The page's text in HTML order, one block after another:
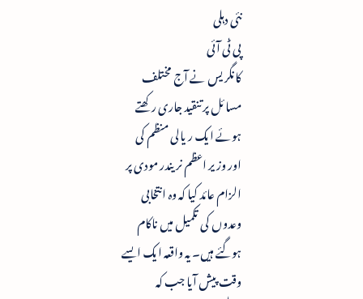
نئی دہلی
پی ٹی آئی
کانگریس نے آج مختلف
مسائل پر تنقید جاری رکھتے
ہوئے ایک ریالی منظم کی
اور وزیر اعظم نریندر مودی پر
الزام عائد کیا کہ وہ انتخابی
وعدوں کی تکمیل میں ناکام
ہوگئے ہیں۔ یہ واقعہ ایک ایسے
وقت پیش آیا جب کہ